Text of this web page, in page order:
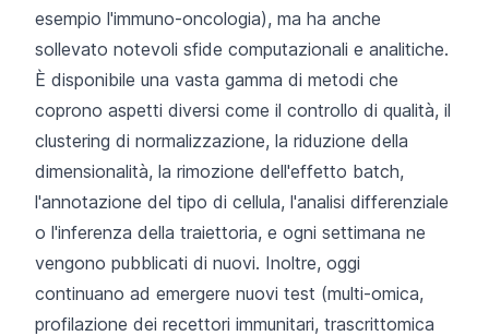
esempio l'immuno-oncologia), ma ha anche
sollevato notevoli sfide computazionali e analitiche.
È disponibile una vasta gamma di metodi che
coprono aspetti diversi come il controllo di qualità, il
clustering di normalizzazione, la riduzione della
dimensionalità, la rimozione dell'effetto batch,
l'annotazione del tipo di cellula, l'analisi differenziale
o l'inferenza della traiettoria, e ogni settimana ne
vengono pubblicati di nuovi. Inoltre, oggi
continuano ad emergere nuovi test (multi-omica,
profilazione dei recettori immunitari, trascrittomica